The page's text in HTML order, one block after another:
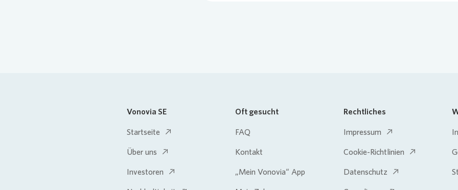
Vonovia SE
Startseite
Über uns
Investoren
Oft gesucht
FAQ
Kontakt
„Mein Vonovia“ App
Rechtliches
Impressum
Cookie-Richtlinien
Datenschutz